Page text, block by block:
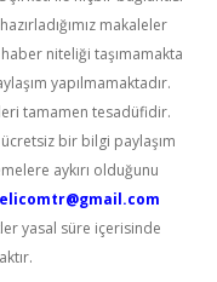
makaleler
niteliği taşımamakta
yapılmamaktadır.
tamamen tesadüfidir.
bir bilgi paylaşım
aykırı olduğunu
yasal süre içerisinde